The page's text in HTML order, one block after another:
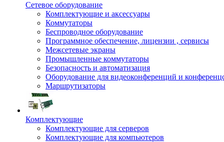
Сетевое оборудование
Комплектующие и аксессуары
Коммутаторы
Беспроводное оборудование
Программное обеспечение, лицензии , сервисы
Межсетевые экраны
Промышленные коммутаторы
Безопасность и автоматизация
Оборудование для видеоконференций и
Маршрутизаторы
Комплектующие
Комплектующие для серверов
Комплектующие для компьютеров